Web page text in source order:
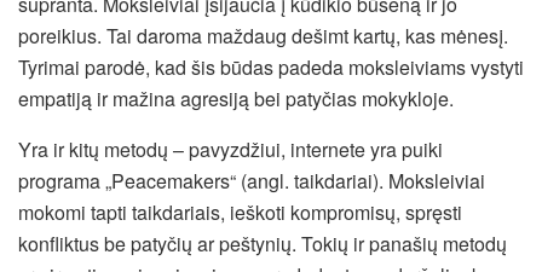
poreikius. Tai daroma maždaug dešimt kartų, kas mėnesį.
Tyrimai parodė, kad šis būdas padeda moksleiviams vystyti
empatiją ir mažina agresiją bei patyčias mokykloje.
Yra ir kitų metodų – pavyzdžiui, internete yra puiki
programa „Peacemakers“ (angl. taikdariai). Moksleiviai
mokomi tapti taikdariais, ieškoti kompromisų, spręsti
konfliktus be patyčių ar peštynių. Tokių ir panašių metodų